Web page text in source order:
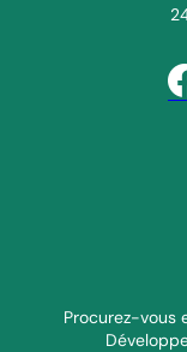
Procurez-vous